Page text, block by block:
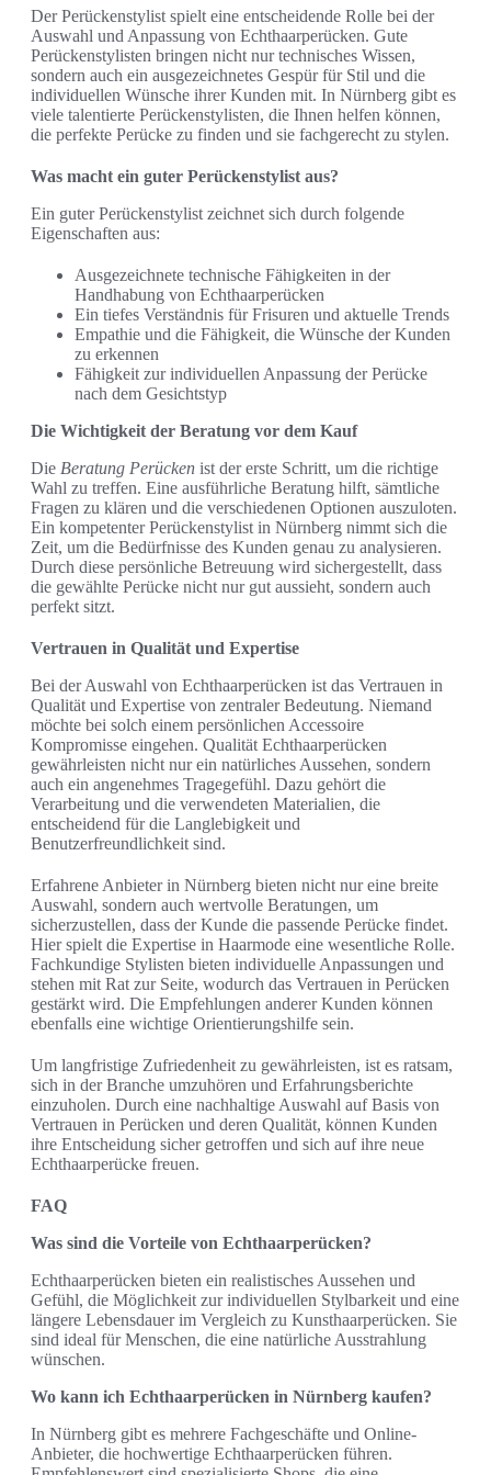
Der Perückenstylist spielt eine entscheidende Rolle bei der
Auswahl und Anpassung von Echthaarperücken. Gute
Perückenstylisten bringen nicht nur technisches Wissen,
sondern auch ein ausgezeichnetes Gespür für Stil und die
individuellen Wünsche ihrer Kunden mit. In Nürnberg gibt es
viele talentierte Perückenstylisten, die Ihnen helfen können,
die perfekte Perücke zu finden und sie fachgerecht zu stylen.
Was macht ein guter Perückenstylist aus?
Ein guter Perückenstylist zeichnet sich durch folgende
Eigenschaften aus:
Ausgezeichnete technische Fähigkeiten in der
Handhabung von Echthaarperücken
Ein tiefes Verständnis für Frisuren und aktuelle Trends
Empathie und die Fähigkeit, die Wünsche der Kunden
zu erkennen
Fähigkeit zur individuellen Anpassung der Perücke
nach dem Gesichtstyp
Die Wichtigkeit der Beratung vor dem Kauf
Die Beratung Perücken ist der erste Schritt, um die richtige
Wahl zu treffen. Eine ausführliche Beratung hilft, sämtliche
Fragen zu klären und die verschiedenen Optionen auszuloten.
Ein kompetenter Perückenstylist in Nürnberg nimmt sich die
Zeit, um die Bedürfnisse des Kunden genau zu analysieren.
Durch diese persönliche Betreuung wird sichergestellt, dass
die gewählte Perücke nicht nur gut aussieht, sondern auch
perfekt sitzt.
Vertrauen in Qualität und Expertise
Bei der Auswahl von Echthaarperücken ist das Vertrauen in
Qualität und Expertise von zentraler Bedeutung. Niemand
möchte bei solch einem persönlichen Accessoire
Kompromisse eingehen. Qualität Echthaarperücken
gewährleisten nicht nur ein natürliches Aussehen, sondern
auch ein angenehmes Tragegefühl. Dazu gehört die
Verarbeitung und die verwendeten Materialien, die
entscheidend für die Langlebigkeit und
Benutzerfreundlichkeit sind.
Erfahrene Anbieter in Nürnberg bieten nicht nur eine breite
Auswahl, sondern auch wertvolle Beratungen, um
sicherzustellen, dass der Kunde die passende Perücke findet.
Hier spielt die Expertise in Haarmode eine wesentliche Rolle.
Fachkundige Stylisten bieten individuelle Anpassungen und
stehen mit Rat zur Seite, wodurch das Vertrauen in Perücken
gestärkt wird. Die Empfehlungen anderer Kunden können
ebenfalls eine wichtige Orientierungshilfe sein.
Um langfristige Zufriedenheit zu gewährleisten, ist es ratsam,
sich in der Branche umzuhören und Erfahrungsberichte
einzuholen. Durch eine nachhaltige Auswahl auf Basis von
Vertrauen in Perücken und deren Qualität, können Kunden
ihre Entscheidung sicher getroffen und sich auf ihre neue
Echthaarperücke freuen.
FAQ
Was sind die Vorteile von Echthaarperücken?
Echthaarperücken bieten ein realistisches Aussehen und
Gefühl, die Möglichkeit zur individuellen Stylbarkeit und eine
längere Lebensdauer im Vergleich zu Kunsthaarperücken. Sie
sind ideal für Menschen, die eine natürliche Ausstrahlung
wünschen.
Wo kann ich Echthaarperücken in Nürnberg kaufen?
In Nürnberg gibt es mehrere Fachgeschäfte und Online-
Anbieter, die hochwertige Echthaarperücken führen.